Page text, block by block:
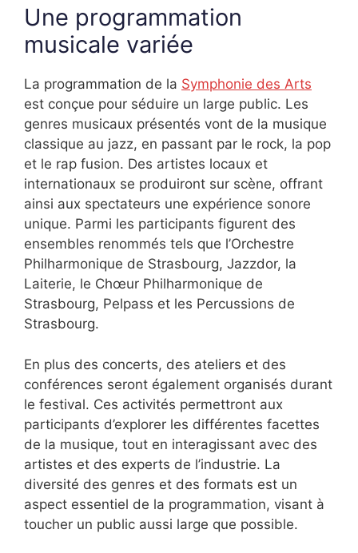
Une programmation
musicale variée
La programmation de la Symphonie des Arts
est conçue pour séduire un large public. Les
genres musicaux présentés vont de la musique
classique au jazz, en passant par le rock, la pop
et le rap fusion. Des artistes locaux et
internationaux se produiront sur scène, offrant
ainsi aux spectateurs une expérience sonore
unique. Parmi les participants figurent des
ensembles renommés tels que l’Orchestre
Philharmonique de Strasbourg, Jazzdor, la
Laiterie, le Chœur Philharmonique de
Strasbourg, Pelpass et les Percussions de
Strasbourg.
En plus des concerts, des ateliers et des
conférences seront également organisés durant
le festival. Ces activités permettront aux
participants d’explorer les différentes facettes
de la musique, tout en interagissant avec des
artistes et des experts de l’industrie. La
diversité des genres et des formats est un
aspect essentiel de la programmation, visant à
toucher un public aussi large que possible.